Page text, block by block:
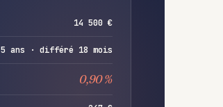
14 500 €
5 ans · différé 18 mois
0,90 %